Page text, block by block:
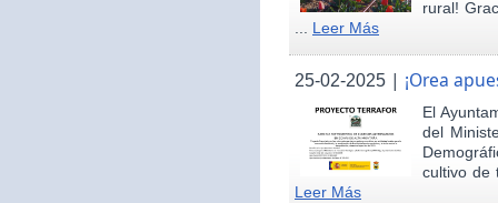
rural!
... Leer Más
25-02-2025 | ¡Orea
El
del
cultivo de
Leer Más